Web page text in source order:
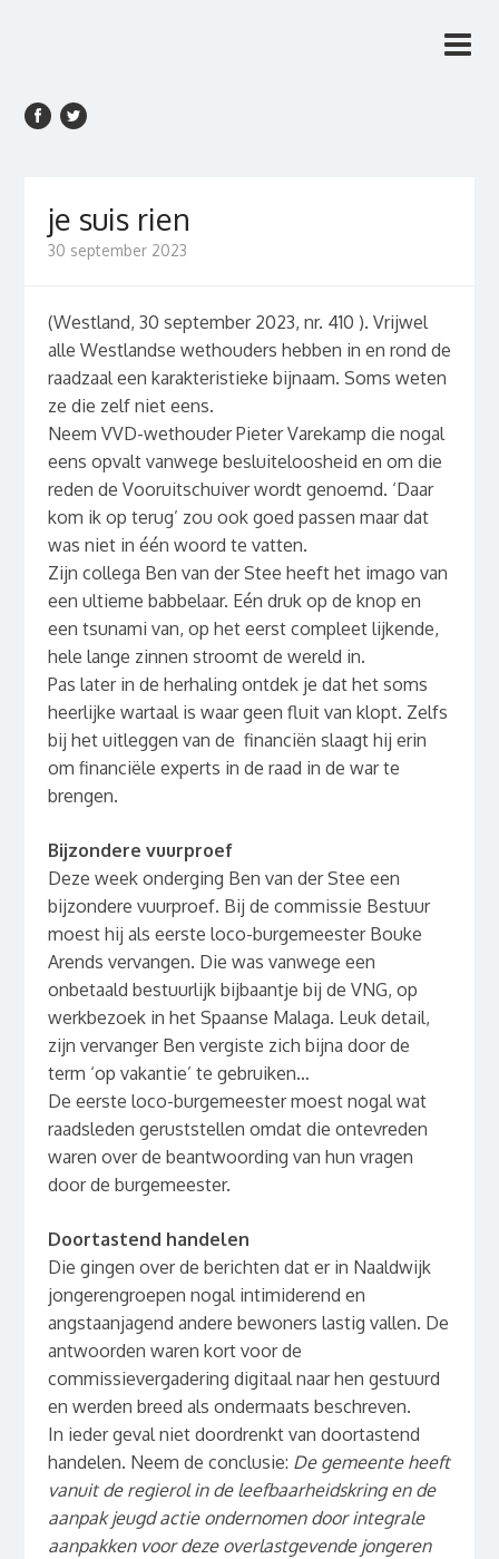
je suis rien
30 september 2023
(Westland, 30 september 2023, nr. 410 ). Vrijwel
alle Westlandse wethouders hebben in en rond de
raadzaal een karakteristieke bijnaam. Soms weten
ze die zelf niet eens.
Neem VVD-wethouder Pieter Varekamp die nogal
eens opvalt vanwege besluiteloosheid en om die
reden de Vooruitschuiver wordt genoemd. ‘Daar
kom ik op terug’ zou ook goed passen maar dat
was niet in één woord te vatten.
Zijn collega Ben van der Stee heeft het imago van
een ultieme babbelaar. Eén druk op de knop en
een tsunami van, op het eerst compleet lijkende,
hele lange zinnen stroomt de wereld in.
Pas later in de herhaling ontdek je dat het soms
heerlijke wartaal is waar geen fluit van klopt. Zelfs
bij het uitleggen van de financiën slaagt hij erin
om financiële experts in de raad in de war te
brengen.
Bijzondere vuurproef
Deze week onderging Ben van der Stee een
bijzondere vuurproef. Bij de commissie Bestuur
moest hij als eerste loco-burgemeester Bouke
Arends vervangen. Die was vanwege een
onbetaald bestuurlijk bijbaantje bij de VNG, op
werkbezoek in het Spaanse Malaga. Leuk detail,
zijn vervanger Ben vergiste zich bijna door de
term ‘op vakantie’ te gebruiken…
De eerste loco-burgemeester moest nogal wat
raadsleden geruststellen omdat die ontevreden
waren over de beantwoording van hun vragen
door de burgemeester.
Doortastend handelen
Die gingen over de berichten dat er in Naaldwijk
jongerengroepen nogal intimiderend en
angstaanjagend andere bewoners lastig vallen. De
antwoorden waren kort voor de
commissievergadering digitaal naar hen gestuurd
en werden breed als ondermaats beschreven.
In ieder geval niet doordrenkt van doortastend
handelen. Neem de conclusie: De gemeente heeft
vanuit de regierol in de leefbaarheidskring en de
aanpak jeugd actie ondernomen door integrale
aanpakken voor deze overlastgevende jongeren